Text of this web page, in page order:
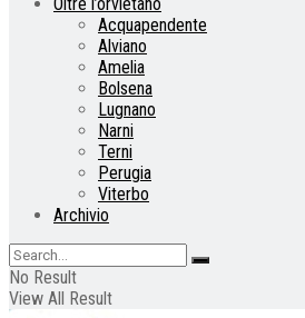
Acquapendente
Alviano
Amelia
Bolsena
Lugnano
Narni
Terni
Perugia
Viterbo
Archivio
No Result
View All Result